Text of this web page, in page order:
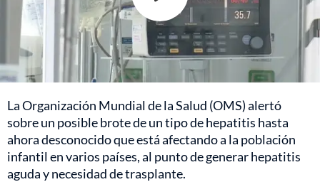
La Organización Mundial de la Salud (OMS) alertó
sobre un posible brote de un tipo de hepatitis hasta
ahora desconocido que está afectando a la población
infantil en varios países, al punto de generar hepatitis
aguda y necesidad de trasplante.